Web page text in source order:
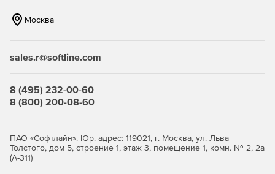
Москва
sales.r@softline.com
8 (495) 232-00-60
8 (800) 200-08-60
ПАО «Софтлайн». Юр. адрес: 119021, г. Москва, ул. Льва
Толстого, дом 5, строение 1, этаж 3, помещение 1, комн. № 2, 2а
(А-311)